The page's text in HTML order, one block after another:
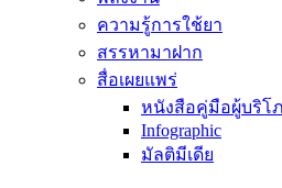
ความรู้การใช้ยา
สรรหามาฝาก
สื่อเผยแพร่
หนังสือคู่มือผู้บริโ
Infographic
มัลติมีเดีย